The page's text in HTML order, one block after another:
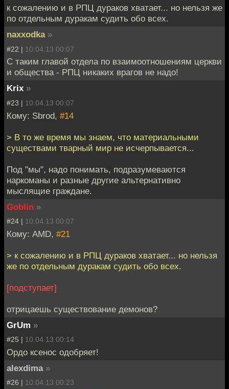
к сожалению и в РПЦ дураков хватает... но нельзя же
по отдельным дуракам судить обо всех.
naxxodka »
#22 | 10.04.13 00:07
С таким главой отдела по взаимоотношениям церкви
и общества - РПЦ никаких врагов не надо!
Krix »
#23 | 10.04.13 00:07
Кому: Sbrod, #14
> В то же время мы знаем, что материальными
существами тварный мир не исчерпывается...
Под "мы", надо понимать, подразумеваются
наркоманы и разные другие альтернативно
мыслящие граждане.
Goblin »
#24 | 10.04.13 00:07
Кому: AMD, #21
> к сожалению и в РПЦ дураков хватает... но нельзя
же по отдельным дуракам судить обо всех.
[подступает]
отрицаешь существование демонов?
GrUm »
#25 | 10.04.13 00:14
Ордо ксенос одобряет!
alexdima »
#26 | 10.04.13 00:23